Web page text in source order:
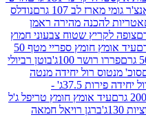
107 גרם
נודלס
מהירה ראמן
שטוח צבעוני חמוץ
עיד אומץ חומץ ספריי מטף 50
100ג'
בוטן רביולי
יחידה מנטה
סוכ' מנטוס רול יחידה פירות 37.5ג' -
אומץ חומץ טריפל ג'ל
רויאל חמאה